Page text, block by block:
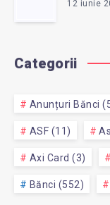
12 iunie
Categorii
Anunțuri Bănci
ASF (11)
Axi Card (3)
Bănci (552)